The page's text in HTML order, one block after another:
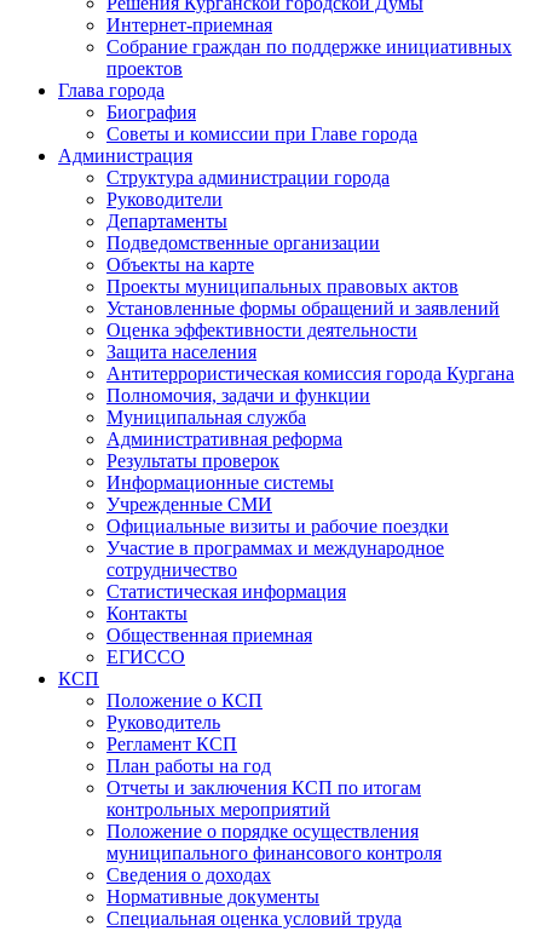
Интернет-приемная
Собрание граждан по поддержке инициативных
проектов
Глава города
Биография
Советы и комиссии при Главе города
Администрация
Структура администрации города
Руководители
Департаменты
Подведомственные организации
Объекты на карте
Проекты муниципальных правовых актов
Установленные формы обращений и заявлений
Оценка эффективности деятельности
Защита населения
Антитеррористическая комиссия города Кургана
Полномочия, задачи и функции
Муниципальная служба
Административная реформа
Результаты проверок
Информационные системы
Учрежденные СМИ
Официальные визиты и рабочие поездки
Участие в программах и международное
сотрудничество
Статистическая информация
Контакты
Общественная приемная
ЕГИССО
КСП
Положение о КСП
Руководитель
Регламент КСП
План работы на год
Отчеты и заключения КСП по итогам
контрольных мероприятий
Положение о порядке осуществления
муниципального финансового контроля
Сведения о доходах
Нормативные документы
Специальная оценка условий труда